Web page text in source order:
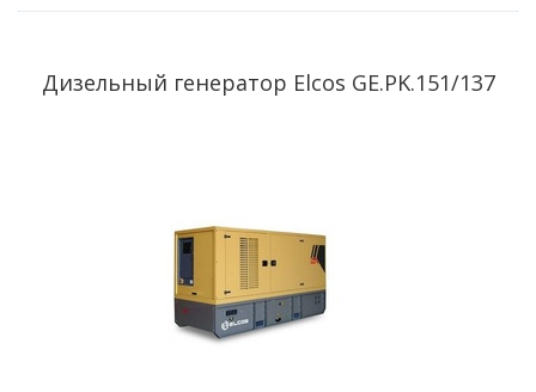
Дизельный генератор Elcos GE.PK.151/137